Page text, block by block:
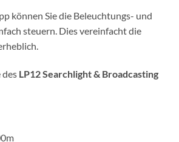
können Sie die Beleuchtungs- und
steuern. Dies vereinfacht die
LP12 Searchlight & Broadcasting